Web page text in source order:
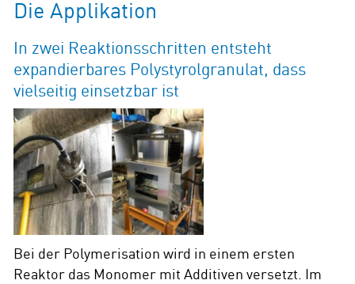
Die Applikation
In zwei Reaktionsschritten entsteht
expandierbares Polystyrolgranulat, dass
vielseitig einsetzbar ist
Bei der Polymerisation wird in einem ersten
Reaktor das Monomer mit Additiven versetzt. Im